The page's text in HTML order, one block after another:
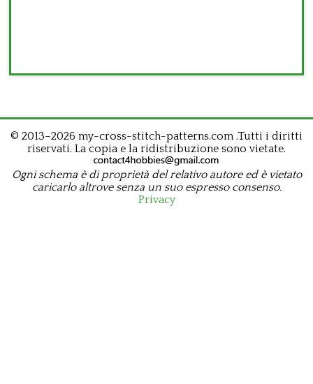
© 2013–2026 my-cross-stitch-patterns.com .Tutti i diritti
riservati. La copia e la ridistribuzione sono vietate.
Ogni schema è di proprietà del relativo autore ed è vietato
caricarlo altrove senza un suo espresso consenso.
Privacy